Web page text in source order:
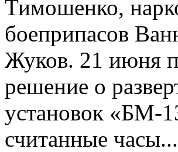
Тимошенко,
боеприпасов
Жуков. 21 июня
решение о
установок «БМ-
считанные часы...